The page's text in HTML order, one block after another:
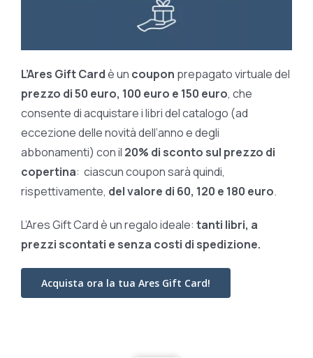
L’Ares Gift Cardè un coupon prepagato virtuale del
prezzo di 50 euro, 100 euro e 150 euro, che
consente di acquistare i libri del catalogo (ad
eccezione delle novità dell’anno e degli
abbonamenti) con il 20% di sconto sul prezzo di
copertina: ciascun coupon sarà quindi,
rispettivamente, del valore di 60, 120 e 180 euro.
L’Ares Gift Card è un regalo ideale: tanti libri, a
prezzi scontati e senza costi di spedizione.
Acquista ora la tua Ares Gift Card!